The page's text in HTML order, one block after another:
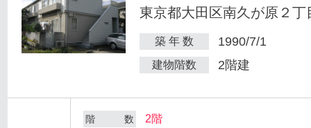
東京都大田区南久が原２丁
築 年 数 1990/7/1
建物階数 2階建
階 数 2階